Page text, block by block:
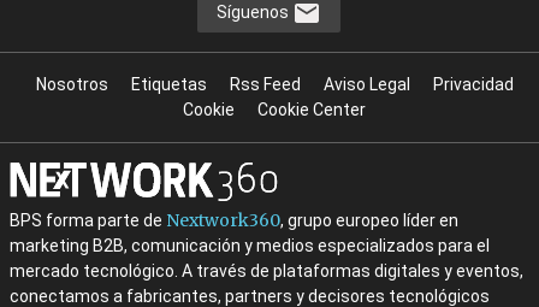
Síguenos
Nosotros Etiquetas Rss Feed Aviso Legal
Privacidad
Cookie
Cookie Center
BPS forma parte de Nextwork360, grupo europeo líder en
marketing B2B, comunicación y medios especializados para el
mercado tecnológico. A través de plataformas digitales y eventos,
conectamos a fabricantes, partners y decisores tecnológicos